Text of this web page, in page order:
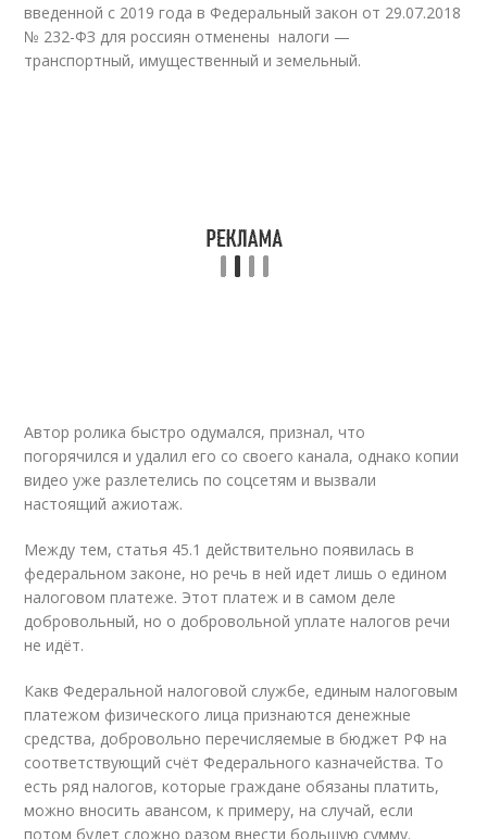
введенной с 2019 года в Федеральный закон от 29.07.2018
№ 232-ФЗ для россиян отменены налоги —
транспортный, имущественный и земельный.
Автор ролика быстро одумался, признал, что
погорячился и удалил его со своего канала, однако копии
видео уже разлетелись по соцсетям и вызвали
настоящий ажиотаж.
Между тем, статья 45.1 действительно появилась в
федеральном законе, но речь в ней идет лишь о едином
налоговом платеже. Этот платеж и в самом деле
добровольный, но о добровольной уплате налогов речи
не идёт.
Какв Федеральной налоговой службе, единым налоговым
платежом физического лица признаются денежные
средства, добровольно перечисляемые в бюджет РФ на
соответствующий счёт Федерального казначейства. То
есть ряд налогов, которые граждане обязаны платить,
можно вносить авансом, к примеру, на случай, если
потом будет сложно разом внести большую сумму.